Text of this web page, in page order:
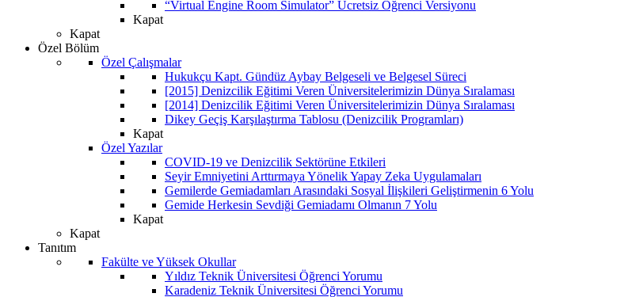
“Virtual Engine Room Simulator” Ücretsiz Öğrenci Versiyonu
Kapat
Kapat
Özel Bölüm
Özel Çalışmalar
Hukukçu Kapt. Gündüz Aybay Belgeseli ve Belgesel Süreci
[2015] Denizcilik Eğitimi Veren Üniversitelerimizin Dünya Sıralaması
[2014] Denizcilik Eğitimi Veren Üniversitelerimizin Dünya Sıralaması
Dikey Geçiş Karşılaştırma Tablosu (Denizcilik Programları)
Kapat
Özel Yazılar
COVID-19 ve Denizcilik Sektörüne Etkileri
Seyir Emniyetini Arttırmaya Yönelik Yapay Zeka Uygulamaları
Gemilerde Gemiadamları Arasındaki Sosyal İlişkileri Geliştirmenin 6 Yolu
Gemide Herkesin Sevdiği Gemiadamı Olmanın 7 Yolu
Kapat
Kapat
Tanıtım
Fakülte ve Yüksek Okullar
Yıldız Teknik Üniversitesi Öğrenci Yorumu
Karadeniz Teknik Üniversitesi Öğrenci Yorumu